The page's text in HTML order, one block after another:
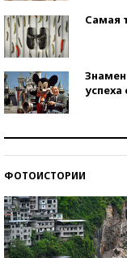
Самая
ФОТОИСТОРИИ